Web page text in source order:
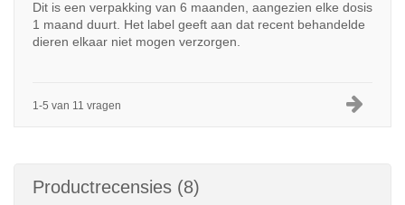
Dit is een verpakking van 6 maanden, aangezien elke dosis
1 maand duurt. Het label geeft aan dat recent behandelde
dieren elkaar niet mogen verzorgen.
1-5 van 11 vragen
Productrecensies (8)